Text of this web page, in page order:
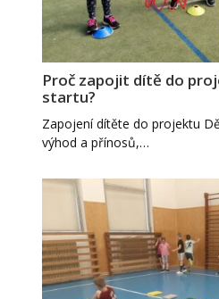
Proč zapojit dítě do
startu?
Zapojení dítěte do projektu
výhod a přínosů,…